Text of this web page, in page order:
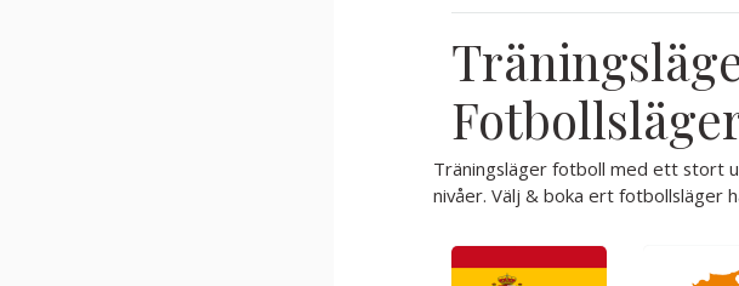
Träningsläger fotboll med ett stort
nivåer. Välj & boka ert fotbollsläger